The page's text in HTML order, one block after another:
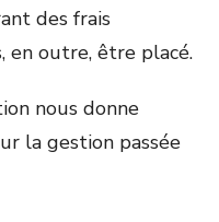
des frais
en outre, être placé.
nous donne
la gestion passée